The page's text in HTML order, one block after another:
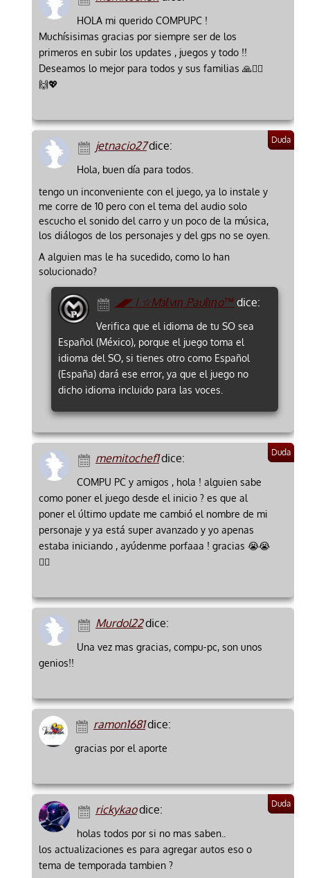
HOLA mi querido COMPUPC !
Muchísisimas gracias por siempre ser de los
primeros en subir los updates , juegos y todo !!
Deseamos lo mejor para todos y sus familias 🙏🙇‍♂️
🙌💖
jetnacio27dice:
Hola, buen día para todos.
tengo un inconveniente con el juego, ya lo instale y
me corre de 10 pero con el tema del audio solo
escucho el sonido del carro y un poco de la música,
los diálogos de los personajes y del gps no se oyen.
A alguien mas le ha sucedido, como lo han
solucionado?
◢◤ | ☆Mзℓvιη Pauℓιηo™ dice:
Verifica que el idioma de tu SO sea
Español (México), porque el juego toma el
idioma del SO, si tienes otro como Español
(España) dará ese error, ya que el juego no
dicho idioma incluido para las voces.
memitochef1dice:
COMPU PC y amigos , hola ! alguien sabe
como poner el juego desde el inicio ? es que al
poner el último update me cambió el nombre de mi
personaje y ya está super avanzado y yo apenas
estaba iniciando , ayúdenme porfaaa ! gracias 😭😭
🙋‍♂️
Murdol22dice:
Una vez mas gracias, compu-pc, son unos
genios!!
ramon1681dice:
gracias por el aporte
rickykaodice:
holas todos por si no mas saben..
los actualizaciones es para agregar autos eso o
tema de temporada tambien ?